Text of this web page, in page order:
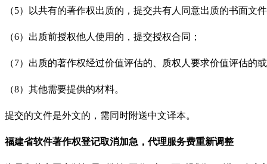
（5）以共有的著作权出质的，提交共有人同意出质的书面文
（6）出质前授权他人使用的，提交授权合同；
（7）出质的著作权经过价值评估的、质权人要求价值评估的
（8）其他需要提供的材料。
提交的文件是外文的，需同时附送中文译本。
福建省软件著作权登记取消加急，代理服务费重新调整